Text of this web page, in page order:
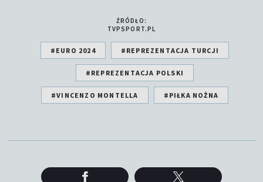
ŹRÓDŁO:
TVPSPORT.PL
#EURO 2024 #REPREZENTACJA TURCJI
#REPREZENTACJA POLSKI
#VINCENZO MONTELLA #PIŁKA NOŻNA